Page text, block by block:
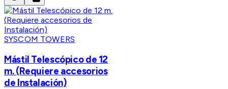
SYSCOM TOWERS
Mástil Telescópico de 12
m. (Requiere accesorios
de Instalación)